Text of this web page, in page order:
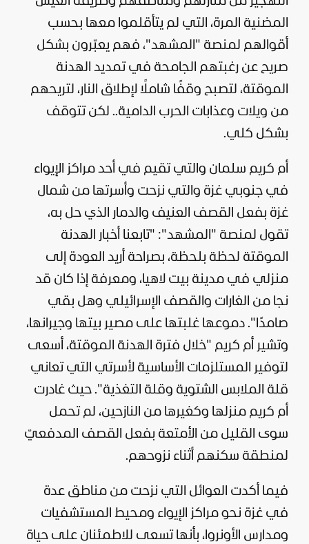
المضنية المرة، التي لم يتأقلموا معها بحسب
أقوالهم لمنصة "المشهد"، فهم يعبّرون بشكل
صريح عن رغبتهم الجامحة في تمديد الهدنة
الموقتة، لتصبح وقفًا شاملًا لإطلاق النار، لتريحهم
من ويلات وعذابات الحرب الدامية.. لكن تتوقف
بشكل كلي.
أم كريم سلمان والتي تقيم في أحد مراكز الإيواء
في جنوبي غزة والتي نزحت وأسرتها من شمال
غزة بفعل القصف العنيف والدمار الذي حل به،
تقول لمنصة "المشهد": "تابعنا أخبار الهدنة
الموقتة لحظة بلحظة، بصراحة أريد العودة إلى
منزلي في مدينة بيت لاهيا، ومعرفة إذا كان قد
نجا من الغارات والقصف الإسرائيلي وهل بقي
صامدًا". دموعها غلبتها على مصير بيتها وجيرانها،
وتشير أم كريم "خلال فترة الهدنة الموقتة، أسعى
لتوفير المستلزمات الأساسية لأسرتي التي تعاني
قلة الملابس الشتوية وقلة التغذية". حيث غادرت
أم كريم منزلها وكغيرها من النازحين، لم تحمل
سوى القليل من الأمتعة بفعل القصف المدفعيّ
لمنطقة سكنهم أثناء نزوحهم.
فيما أكدت العوائل التي نزحت من مناطق عدة
في غزة نحو مراكز الإيواء ومحيط المستشفيات
ومدارس الأونروا، بأنها تسعى للاطمئنان على حياة